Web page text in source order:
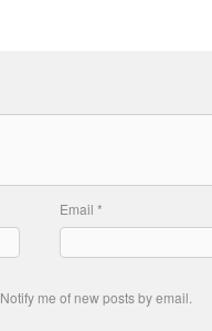
Email*
Notify me of new posts by email.